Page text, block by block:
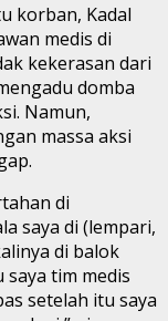
korban, Kadal
medis di
kekerasan dari
domba
Namun,
massa aksi
di
saya di (lempari,
di balok
saya tim medis
setelah itu saya